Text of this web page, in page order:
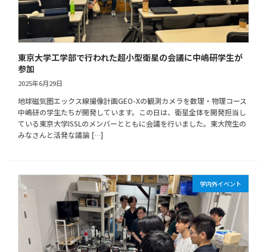
東京大学工学部で行われた超小型衛星の会議に中嶋研学生が
参加
2025年6月29日
地球磁気圏エックス線撮像計画GEO-Xの観測カメラを数理・物理コース
中嶋研の学生たちが開発しています。この日は、衛星全体を開発担当し
ている東京大学ISSLのメンバーとともに会議を行いました。東大院生の
みなさんと活発な議論 […]
学内外イベント